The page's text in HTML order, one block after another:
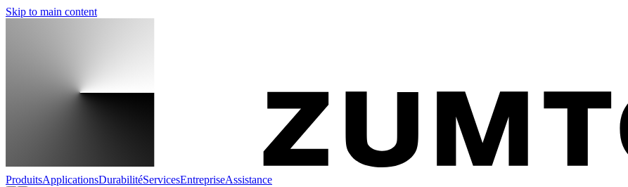
Skip to main content
ProduitsApplicationsDurabilitéServicesEntrepriseAssistance